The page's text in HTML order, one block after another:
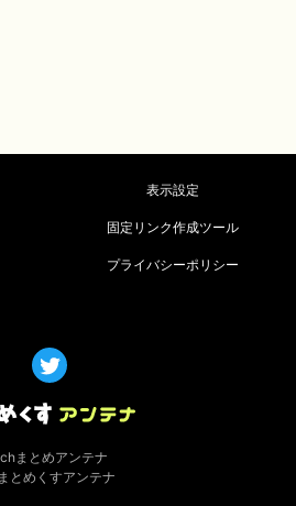
表示設定
固定リンク作成ツール
プライバシーポリシー
まとめアンテナ
とめくすアンテナ